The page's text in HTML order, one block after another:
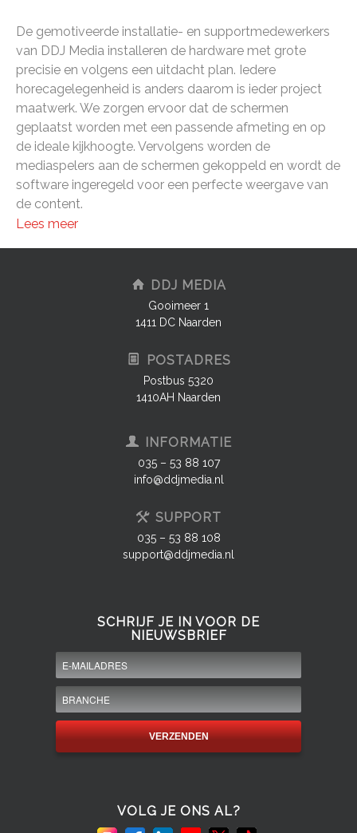
De gemotiveerde installatie- en supportmedewerkers
van DDJ Media installeren de hardware met grote
precisie en volgens een uitdacht plan. Iedere
horecagelegenheid is anders daarom is ieder project
maatwerk. We zorgen ervoor dat de schermen
geplaatst worden met een passende afmeting en op
de ideale kijkhoogte. Vervolgens worden de
mediaspelers aan de schermen gekoppeld en wordt de
software ingeregeld voor een perfecte weergave van
de content.
Lees meer
DDJ MEDIA
Gooimeer 1
1411 DC Naarden
POSTADRES
Postbus 5320
1410AH Naarden
INFORMATIE
035 – 53 88 107
info@ddjmedia.nl
SUPPORT
035 – 53 88 108
support@ddjmedia.nl
SCHRIJF JE IN VOOR DE
NIEUWSBRIEF
VOLG JE ONS AL?